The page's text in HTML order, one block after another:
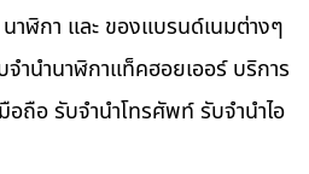
าฬิกา และ ของแบรนด์เนมต่างๆ
ำนำนาฬิกาแท็คฮอยเออร์ บริการ
อถือ รับจำนำโทรศัพท์ รับจำนำไอ